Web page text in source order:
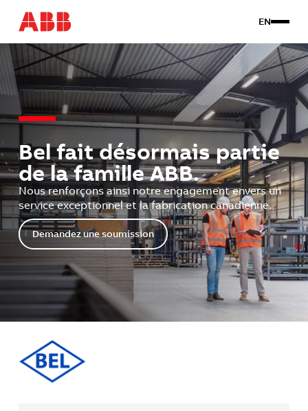
Produits
Travail sur mesure
À propos
Connexion client
EN
Bel fait désormais partie
de la famille ABB.
Nous renforçons ainsi notre engagement envers un
service exceptionnel et la fabrication canadienne.
Demandez une soumission